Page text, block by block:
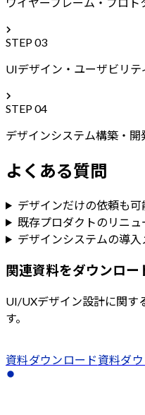
STEP03
UIデザイン・ユーザビリテ
STEP04
デザインシステム構築・開
よくある質問
デザインだけの依頼も可
既存プロダクトのリニュ
デザインシステムの導入
関連資料をダウンロー
UI/UXデザイン設計に関す
す。
資料ダウンロード 資料ダ